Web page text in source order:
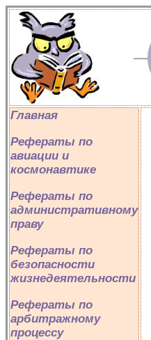
Главная
Рефераты по
авиации и
космонавтике
Рефераты по
административному
праву
Рефераты по
безопасности
жизнедеятельности
Рефераты по
арбитражному
процессу